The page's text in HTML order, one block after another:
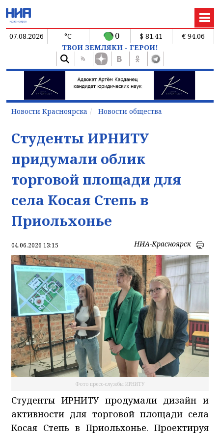
07.08.2026 °C 0 $ 81.41
€ 94.06
ТВОИ ЗЕМЛЯКИ - ГЕРОИ!
Новости Красноярска Новости общества
Студенты ИРНИТУ
придумали облик
торговой площади для
села Косая Степь в
Приольхонье
04.06.2026 13:15 НИА-Красноярск
Фото пресс-службы ИРНИТУ
Студенты ИРНИТУ продумали дизайн и
активности для торговой площади села
Косая Степь в Приольхонье. Проектируя